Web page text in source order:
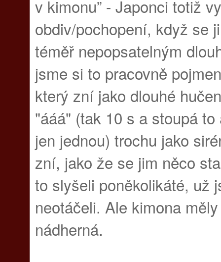
v kimonu” - Japonci totiž
obdiv/pochopení, když se
téměř nepopsatelným
jsme si to pracovně
který zní jako dlouhé
"ááá" (tak 10 s a stoupá
jen jednou) trochu jako
zní, jako že se jim něco
to slyšeli poněkolikáté, už
neotáčeli. Ale kimona
nádherná.